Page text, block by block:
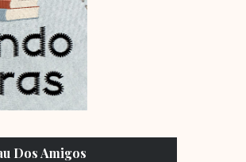
Dos Amigos